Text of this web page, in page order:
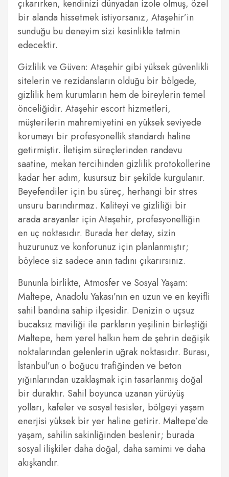
çıkarırken, kendinizi dünyadan izole olmuş, özel
bir alanda hissetmek istiyorsanız, Ataşehir’in
sunduğu bu deneyim sizi kesinlikle tatmin
edecektir.
Gizlilik ve Güven: Ataşehir gibi yüksek güvenlikli
sitelerin ve rezidansların olduğu bir bölgede,
gizlilik hem kurumların hem de bireylerin temel
önceliğidir. Ataşehir escort hizmetleri,
müşterilerin mahremiyetini en yüksek seviyede
korumayı bir profesyonellik standardı haline
getirmiştir. İletişim süreçlerinden randevu
saatine, mekan tercihinden gizlilik protokollerine
kadar her adım, kusursuz bir şekilde kurgulanır.
Beyefendiler için bu süreç, herhangi bir stres
unsuru barındırmaz. Kaliteyi ve gizliliği bir
arada arayanlar için Ataşehir, profesyonelliğin
en uç noktasıdır. Burada her detay, sizin
huzurunuz ve konforunuz için planlanmıştır;
böylece siz sadece anın tadını çıkarırsınız.
Bununla birlikte, Atmosfer ve Sosyal Yaşam:
Maltepe, Anadolu Yakası’nın en uzun ve en keyifli
sahil bandına sahip ilçesidir. Denizin o uçsuz
bucaksız maviliği ile parkların yeşilinin birleştiği
Maltepe, hem yerel halkın hem de şehrin değişik
noktalarından gelenlerin uğrak noktasıdır. Burası,
İstanbul’un o boğucu trafiğinden ve beton
yığınlarından uzaklaşmak için tasarlanmış doğal
bir duraktır. Sahil boyunca uzanan yürüyüş
yolları, kafeler ve sosyal tesisler, bölgeyi yaşam
enerjisi yüksek bir yer haline getirir. Maltepe’de
yaşam, sahilin sakinliğinden beslenir; burada
sosyal ilişkiler daha doğal, daha samimi ve daha
akışkandır.